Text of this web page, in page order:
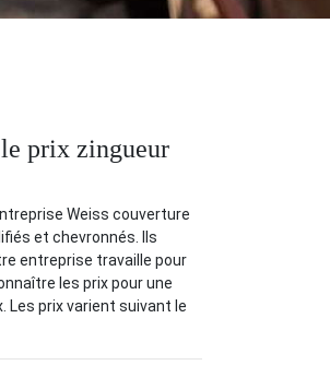
prix zingueur
Weiss couverture
et chevronnés. Ils
entreprise travaille pour
les prix pour une
Les prix varient suivant le